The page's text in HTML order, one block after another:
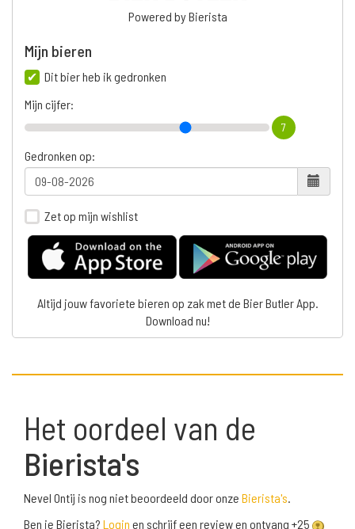
Powered by Bierista
Mijn bieren
Dit bier heb ik gedronken
Mijn cijfer:
7
Gedronken op:
Zet op mijn wishlist
Altijd jouw favoriete bieren op zak met de Bier Butler App.
Download nu!
Het oordeel van de
Bierista's
Nevel Ontij is nog niet beoordeeld door onze Bierista's.
Ben je Bierista? Login en schrijf een review en ontvang +25